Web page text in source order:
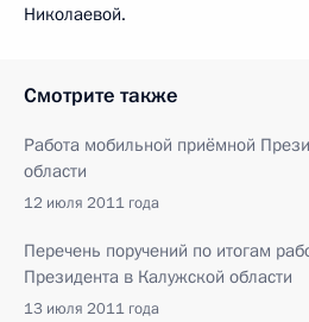
Николаевой.
Смотрите также
Работа мобильной приёмной
области
12 июля 2011 года
Перечень поручений по итогам
Президента в Калужской области
13 июля 2011 года